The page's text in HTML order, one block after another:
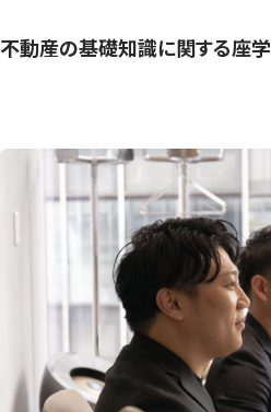
不動産の基礎知識に関する座学